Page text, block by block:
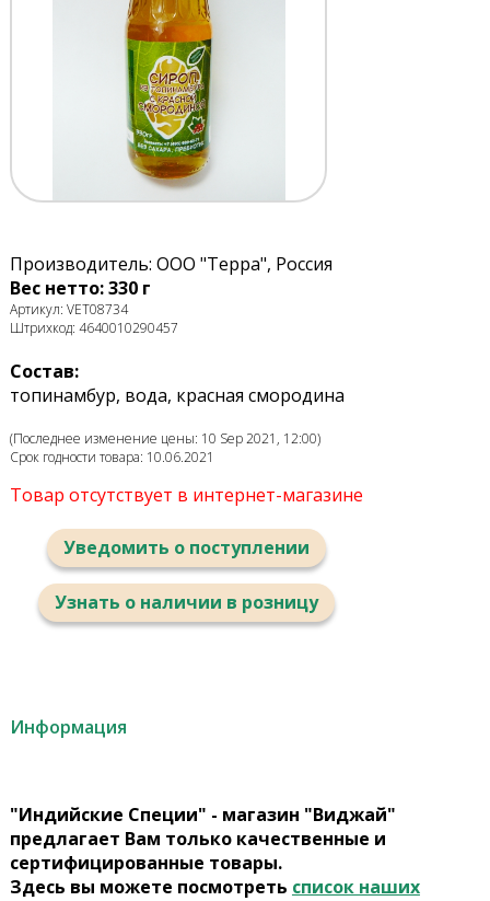
Производитель: ООО "Терра", Россия
Вес нетто: 330 г
Артикул: VET08734
Штрихкод: 4640010290457
Состав:
топинамбур, вода, красная смородина
(Последнее изменение цены: 10 Sep 2021, 12:00)
Срок годности товара: 10.06.2021
Товар отсутствует в интернет-магазине
Уведомить о поступлении
Узнать о наличии в розницу
Информация
"Индийские Специи" - магазин "Виджай"
предлагает Вам только качественные и
сертифицированные товары.
Здесь вы можете посмотреть список наших